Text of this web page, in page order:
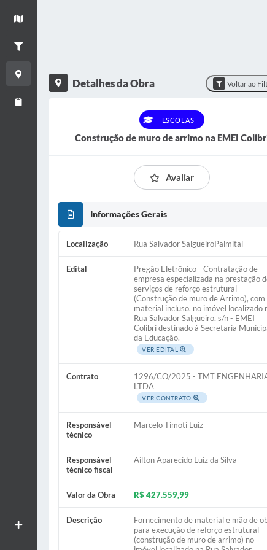
Ver mapa
Filtrar Obras
Detalhes da Obra
Relatório de Obras
Aumentar textos
Detalhes da Obra Voltar ao
ESCOLAS
Construção de muro de arrimo na EMEI
Avaliar
Informações Gerais
Localização Rua Salvador SalgueiroPalmital
Edital
Pregão Eletrônico - Contratação de
empresa especializada na prestação
serviços de reforço estrutural
(Construção de muro de Arrimo), com
material incluso, no imóvel localizado
Rua Salvador Salgueiro, s/n - EMEI
Colibri destinado à Secretaria
da Educação.
VER EDITAL
Contrato
1296/CO/2025 - TMT
LTDA
VER CONTRATO
Responsável
técnico
Marcelo Timoti Luiz
Responsável
técnico fiscal
Ailton Aparecido Luiz da Silva
Valor da Obra R$ 427.559,99
Descrição
Fornecimento de material e mão de
para execução de reforço estrutural
(construção de muro de arrimo) no